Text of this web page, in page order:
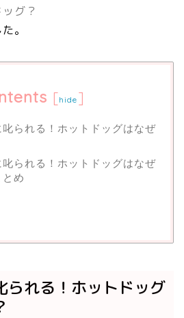
グ？
。
[hide ]
られる！ホットドッグはなぜ
られる！ホットドッグはなぜ
め
られる！ホットドッグ